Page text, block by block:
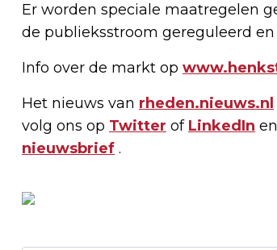
Er worden speciale maatregelen
de publieksstroom gereguleerd
Info over de markt op
Het nieuws van rheden.nieuws.nl
volg ons op Twitter of LinkedIn en
nieuwsbrief .